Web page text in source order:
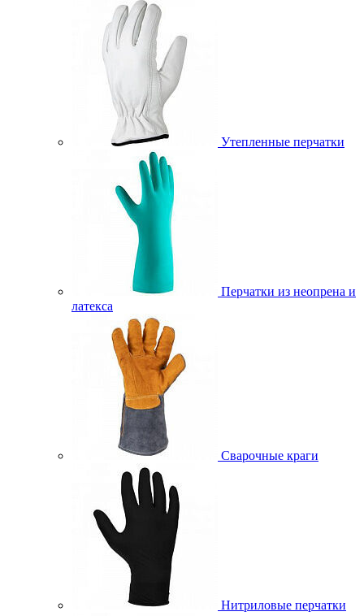
Утепленные перчатки
Перчатки из неопрена и
латекса
Сварочные краги
Нитриловые перчатки